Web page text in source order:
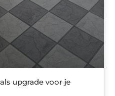
upgrade voor je